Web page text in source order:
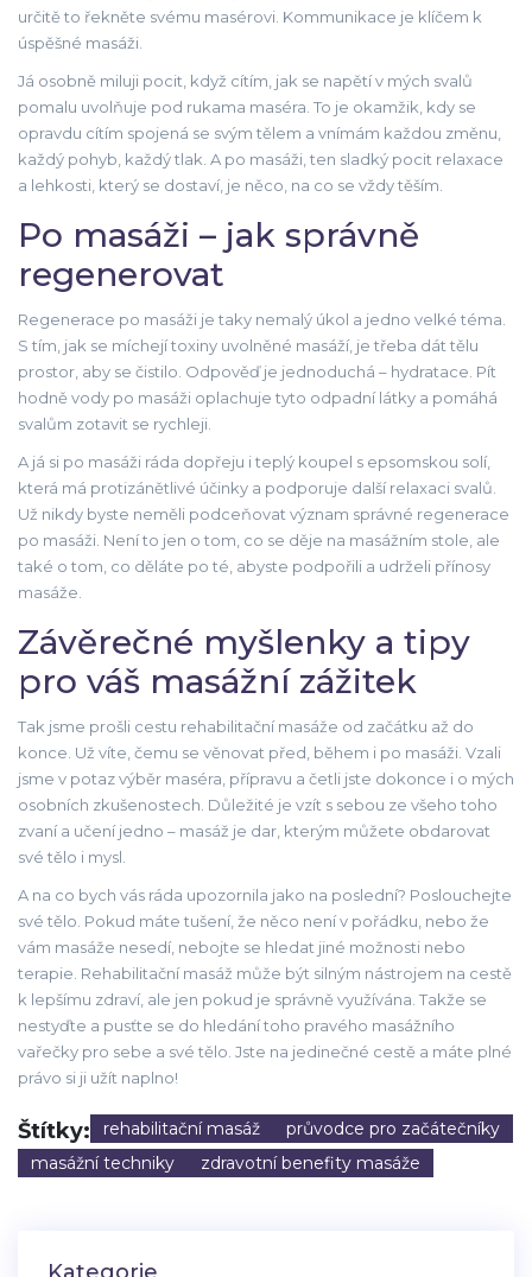
určitě to řekněte svému masérovi. Kommunikace je klíčem k
úspěšné masáži.
Já osobně miluji pocit, když cítím, jak se napětí v mých svalů
pomalu uvolňuje pod rukama maséra. To je okamžik, kdy se
opravdu cítím spojená se svým tělem a vnímám každou změnu,
každý pohyb, každý tlak. A po masáži, ten sladký pocit relaxace
a lehkosti, který se dostaví, je něco, na co se vždy těším.
Po masáži – jak správně
regenerovat
Regenerace po masáži je taky nemalý úkol a jedno velké téma.
S tím, jak se míchejí toxiny uvolněné masáží, je třeba dát tělu
prostor, aby se čistilo. Odpověď je jednoduchá – hydratace. Pít
hodně vody po masáži oplachuje tyto odpadní látky a pomáhá
svalům zotavit se rychleji.
A já si po masáži ráda dopřeju i teplý koupel s epsomskou solí,
která má protizánětlivé účinky a podporuje další relaxaci svalů.
Už nikdy byste neměli podceňovat význam správné regenerace
po masáži. Není to jen o tom, co se děje na masážním stole, ale
také o tom, co děláte po té, abyste podpořili a udrželi přínosy
masáže.
Závěrečné myšlenky a tipy
pro váš masážní zážitek
Tak jsme prošli cestu rehabilitační masáže od začátku až do
konce. Už víte, čemu se věnovat před, během i po masáži. Vzali
jsme v potaz výběr maséra, přípravu a četli jste dokonce i o mých
osobních zkušenostech. Důležité je vzít s sebou ze všeho toho
zvaní a učení jedno – masáž je dar, kterým můžete obdarovat
své tělo i mysl.
A na co bych vás ráda upozornila jako na poslední? Poslouchejte
své tělo. Pokud máte tušení, že něco není v pořádku, nebo že
vám masáže nesedí, nebojte se hledat jiné možnosti nebo
terapie. Rehabilitační masáž může být silným nástrojem na cestě
k lepšímu zdraví, ale jen pokud je správně využívána. Takže se
nestyďte a pusťte se do hledání toho pravého masážního
vařečky pro sebe a své tělo. Jste na jedinečné cestě a máte plné
právo si ji užít naplno!
Štítky: rehabilitační masáž
průvodce pro začátečníky
masážní techniky
zdravotní benefity masáže